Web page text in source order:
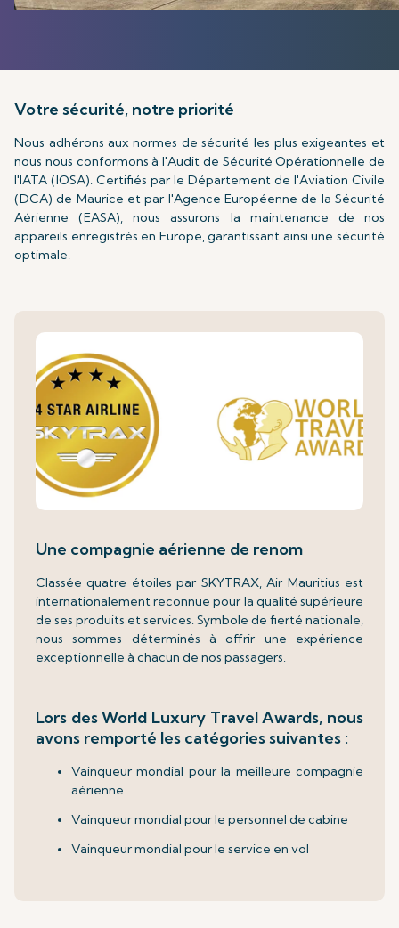
Votre sécurité, notre priorité
Nous adhérons aux normes de sécurité les plus exigeantes et
nous nous conformons à l'Audit de Sécurité Opérationnelle de
l'IATA (IOSA). Certifiés par le Département de l'Aviation Civile
(DCA) de Maurice et par l'Agence Européenne de la Sécurité
Aérienne (EASA), nous assurons la maintenance de nos
appareils enregistrés en Europe, garantissant ainsi une sécurité
optimale.
Une compagnie aérienne de renom
Classée quatre étoiles par SKYTRAX, Air Mauritius est
internationalement reconnue pour la qualité supérieure
de ses produits et services. Symbole de fierté nationale,
nous sommes déterminés à offrir une expérience
exceptionnelle à chacun de nos passagers.
Lors des World Luxury Travel Awards, nous
avons remporté les catégories suivantes :
Vainqueur mondial pour la meilleure compagnie
aérienne
Vainqueur mondial pour le personnel de cabine
Vainqueur mondial pour le service en vol